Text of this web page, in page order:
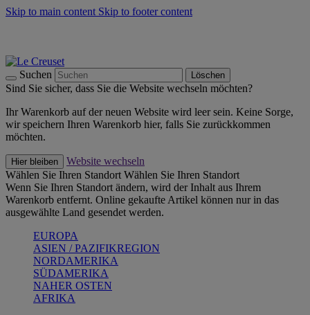
Skip to main content Skip to footer content
Suchen Löschen
Sind Sie sicher, dass Sie die Website wechseln möchten?
Ihr Warenkorb auf der neuen Website wird leer sein. Keine Sorge,
wir speichern Ihren Warenkorb hier, falls Sie zurückkommen
möchten.
Hier bleiben
Website wechseln
Wählen Sie Ihren Standort Wählen Sie Ihren Standort
Wenn Sie Ihren Standort ändern, wird der Inhalt aus Ihrem
Warenkorb entfernt. Online gekaufte Artikel können nur in das
ausgewählte Land gesendet werden.
EUROPA
ASIEN / PAZIFIKREGION
NORDAMERIKA
SÜDAMERIKA
NAHER OSTEN
AFRIKA